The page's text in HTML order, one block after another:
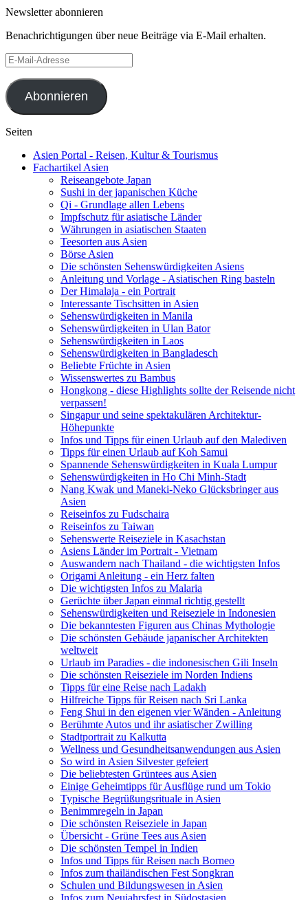
Newsletter abonnieren
Benachrichtigungen über neue Beiträge via E-Mail erhalten.
E-
Mail-
Adresse
Abonnieren
Seiten
Asien Portal - Reisen, Kultur & Tourismus
Fachartikel Asien
Reiseangebote Japan
Sushi in der japanischen Küche
Qi - Grundlage allen Lebens
Impfschutz für asiatische Länder
Währungen in asiatischen Staaten
Teesorten aus Asien
Börse Asien
Die schönsten Sehenswürdigkeiten Asiens
Anleitung und Vorlage - Asiatischen Ring basteln
Der Himalaja - ein Portrait
Interessante Tischsitten in Asien
Sehenswürdigkeiten in Manila
Sehenswürdigkeiten in Ulan Bator
Sehenswürdigkeiten in Laos
Sehenswürdigkeiten in Bangladesch
Beliebte Früchte in Asien
Wissenswertes zu Bambus
Hongkong - diese Highlights sollte der Reisende nicht
verpassen!
Singapur und seine spektakulären Architektur-
Höhepunkte
Infos und Tipps für einen Urlaub auf den Malediven
Tipps für einen Urlaub auf Koh Samui
Spannende Sehenswürdigkeiten in Kuala Lumpur
Sehenswürdigkeiten in Ho Chi Minh-Stadt
Nang Kwak und Maneki-Neko Glücksbringer aus
Asien
Reiseinfos zu Fudschaira
Reiseinfos zu Taiwan
Sehenswerte Reiseziele in Kasachstan
Asiens Länder im Portrait - Vietnam
Auswandern nach Thailand - die wichtigsten Infos
Origami Anleitung - ein Herz falten
Die wichtigsten Infos zu Malaria
Gerüchte über Japan einmal richtig gestellt
Sehenswürdigkeiten und Reiseziele in Indonesien
Die bekanntesten Figuren aus Chinas Mythologie
Die schönsten Gebäude japanischer Architekten
weltweit
Urlaub im Paradies - die indonesischen Gili Inseln
Die schönsten Reiseziele im Norden Indiens
Tipps für eine Reise nach Ladakh
Hilfreiche Tipps für Reisen nach Sri Lanka
Feng Shui in den eigenen vier Wänden - Anleitung
Berühmte Autos und ihr asiatischer Zwilling
Stadtportrait zu Kalkutta
Wellness und Gesundheitsanwendungen aus Asien
So wird in Asien Silvester gefeiert
Die beliebtesten Grüntees aus Asien
Einige Geheimtipps für Ausflüge rund um Tokio
Typische Begrüßungsrituale in Asien
Benimmregeln in Japan
Die schönsten Reiseziele in Japan
Übersicht - Grüne Tees aus Asien
Die schönsten Tempel in Indien
Infos und Tipps für Reisen nach Borneo
Infos zum thailändischen Fest Songkran
Schulen und Bildungswesen in Asien
Infos zum Neujahrsfest in Südostasien